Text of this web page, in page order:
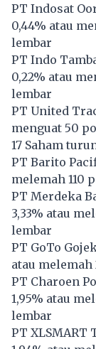
PT Indosat
0,44% atau
lembar
PT Indo
0,22% atau
lembar
PT United
menguat 50
17 Saham
PT Barito
melemah 110
PT Merdeka
3,33% atau
lembar
PT GoTo
atau
PT Charoen
1,95% atau
lembar
PT XLSMART